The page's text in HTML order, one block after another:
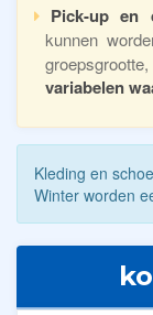
Pick-up en
kunnen
variabelen
Kleding en
Winter worden